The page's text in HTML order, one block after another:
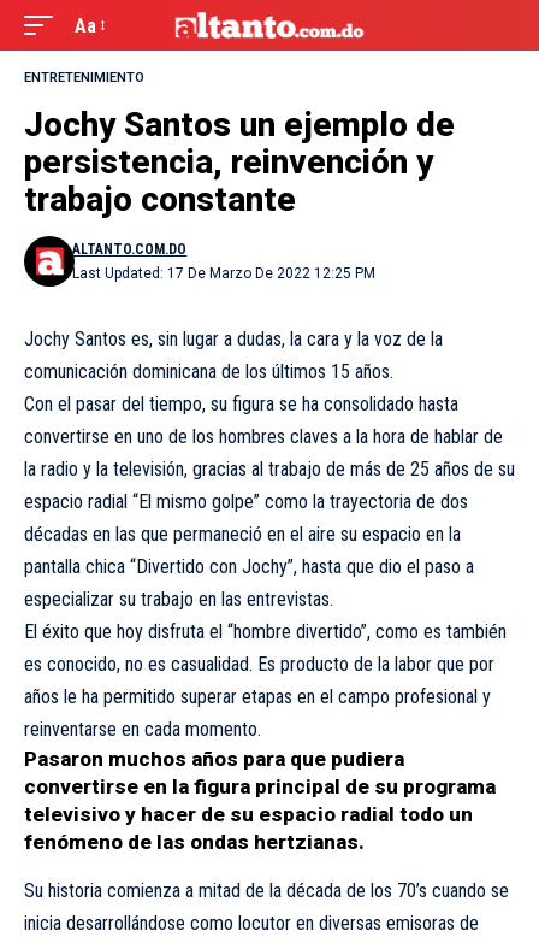
Aa
ENTRETENIMIENTO
Jochy Santos un ejemplo de
persistencia, reinvención y
trabajo constante
Last Updated: 17 De Marzo De 2022 12:25 PM
ALTANTO.COM.DO
Jochy Santos es, sin lugar a dudas, la cara y la voz de la
comunicación dominicana de los últimos 15 años.
Con el pasar del tiempo, su figura se ha consolidado hasta
convertirse en uno de los hombres claves a la hora de hablar de
la radio y la televisión, gracias al trabajo de más de 25 años de su
espacio radial “El mismo golpe” como la trayectoria de dos
décadas en las que permaneció en el aire su espacio en la
pantalla chica “Divertido con Jochy”, hasta que dio el paso a
especializar su trabajo en las entrevistas.
El éxito que hoy disfruta el “hombre divertido”, como es también
es conocido, no es casualidad. Es producto de la labor que por
años le ha permitido superar etapas en el campo profesional y
reinventarse en cada momento.
Pasaron muchos años para que pudiera
convertirse en la figura principal de su programa
televisivo y hacer de su espacio radial todo un
fenómeno de las ondas hertzianas.
Su historia comienza a mitad de la década de los 70’s cuando se
inicia desarrollándose como locutor en diversas emisoras de